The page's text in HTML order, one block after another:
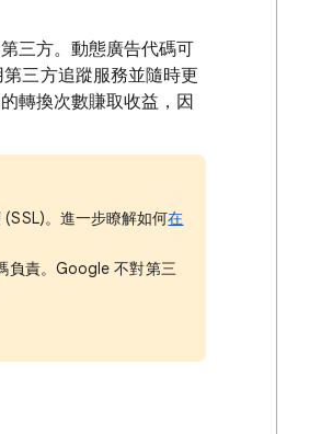
三方。動態廣告代碼可
三方追蹤服務並隨時更
轉換次數賺取收益，因
。進一步瞭解如何在
負責。Google 不對第三